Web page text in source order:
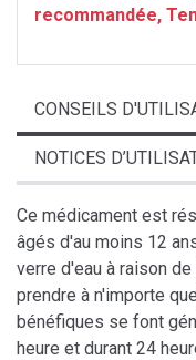
recommandée,
CONSEILS
NOTICES
Ce médicament est
âgés d'au moins 12
verre d'eau à raison
prendre à n'importe
bénéfiques se font
heure et durant 24